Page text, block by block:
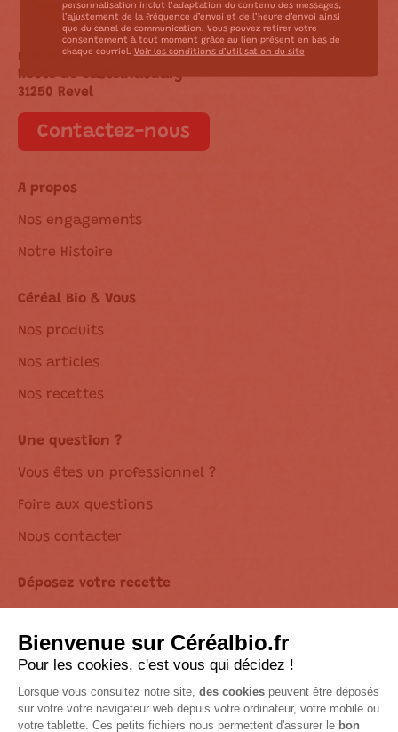
personnalisation inclut l’adaptation du contenu des messages,
l’ajustement de la fréquence d’envoi et de l’heure d’envoi ainsi
que du canal de communication. Vous pouvez retirer votre
consentement à tout moment grâce au lien présent en bas de
chaque courriel. Voir les conditions d’utilisation du site
Nutrition & Santé
Route de Castelnaudary
31250 Revel
Contactez-nous
A propos
Nos engagements
Notre Histoire
Céréal Bio & Vous
Nos produits
Nos articles
Nos recettes
Une question ?
Vous êtes un professionnel ?
Foire aux questions
Nous contacter
Déposez votre recette
Suivez-nous sur les réseaux !